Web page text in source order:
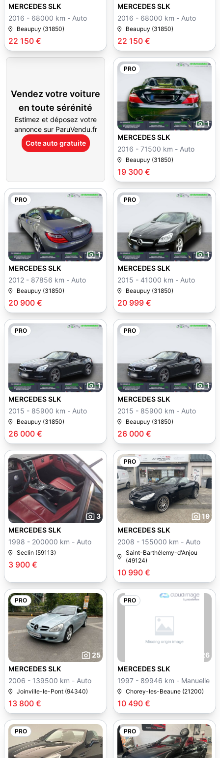
22 150 €
MERCEDES SLK
2016 - 68000 km - Auto
Beaupuy (31850)
22 150 €
MERCEDES SLK
2016 - 68000 km - Auto
Beaupuy (31850)
Vendez votre voiture
en toute sérénité
Estimez et déposez votre
annonce sur ParuVendu.fr
Cote auto gratuite
PRO
1
19 300 €
MERCEDES SLK
2016 - 71500 km - Auto
Beaupuy (31850)
PRO
1
20 900 €
MERCEDES SLK
2012 - 87856 km - Auto
Beaupuy (31850)
PRO
1
20 999 €
MERCEDES SLK
2015 - 41000 km - Auto
Beaupuy (31850)
PRO
1
26 000 €
MERCEDES SLK
2015 - 85900 km - Auto
Beaupuy (31850)
PRO
1
26 000 €
MERCEDES SLK
2015 - 85900 km - Auto
Beaupuy (31850)
3
3 900 €
MERCEDES SLK
1998 - 200000 km - Auto
Seclin (59113)
PRO
19
10 990 €
MERCEDES SLK
2008 - 155000 km - Auto
Saint-Barthélemy-d'Anjou
(49124)
PRO
25
13 800 €
MERCEDES SLK
2006 - 139500 km - Auto
Joinville-le-Pont (94340)
PRO
26
10 490 €
MERCEDES SLK
1997 - 89946 km - Manuelle
Chorey-les-Beaune (21200)
PRO PRO